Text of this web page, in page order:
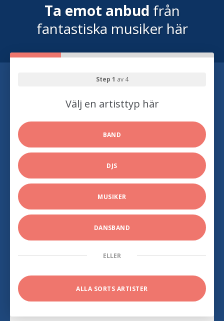
Ta emot anbud från
fantastiska musiker här
Step 1 av 4
Välj en artisttyp här
BAND
DJS
MUSIKER
DANSBAND
ELLER
ALLA SORTS ARTISTER